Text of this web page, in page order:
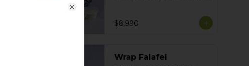
$8.990
Wrap Falafel
Close